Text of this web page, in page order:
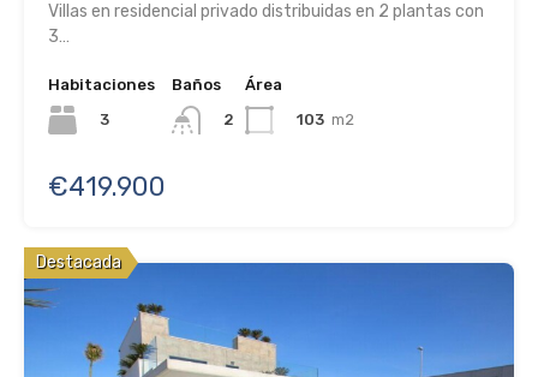
Villas en residencial privado distribuidas en 2 plantas con
3…
Habitaciones
3
Baños
2
Área
103 m2
€419.900
Destacada